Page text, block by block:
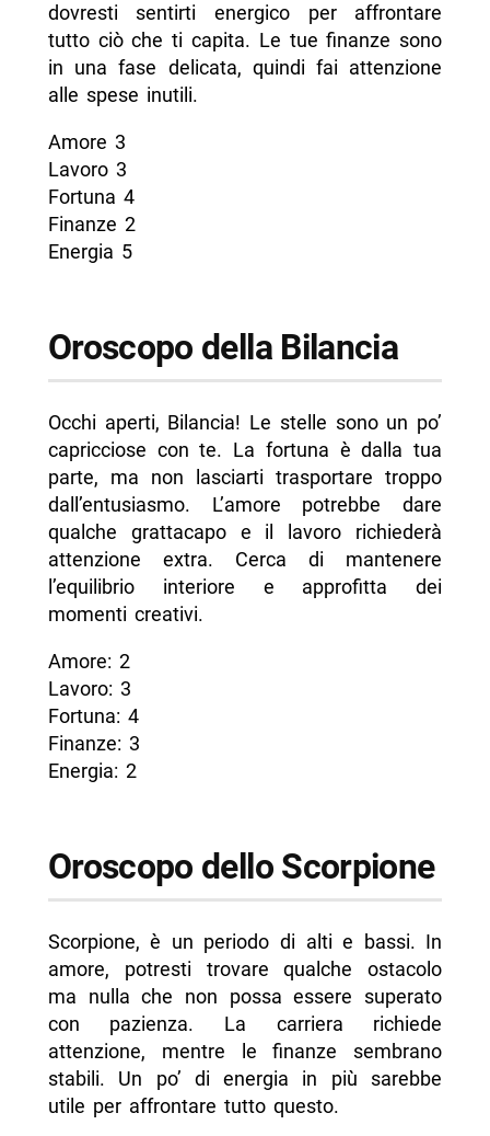
dovresti sentirti energico per affrontare
tutto ciò che ti capita. Le tue finanze sono
in una fase delicata, quindi fai attenzione
alle spese inutili.
Amore 3
Lavoro 3
Fortuna 4
Finanze 2
Energia 5
Oroscopo della Bilancia
Occhi aperti, Bilancia! Le stelle sono un po’
capricciose con te. La fortuna è dalla tua
parte, ma non lasciarti trasportare troppo
dall’entusiasmo. L’amore potrebbe dare
qualche grattacapo e il lavoro richiederà
attenzione extra. Cerca di mantenere
l’equilibrio interiore e approfitta dei
momenti creativi.
Amore: 2
Lavoro: 3
Fortuna: 4
Finanze: 3
Energia: 2
Oroscopo dello Scorpione
Scorpione, è un periodo di alti e bassi. In
amore, potresti trovare qualche ostacolo
ma nulla che non possa essere superato
con pazienza. La carriera richiede
attenzione, mentre le finanze sembrano
stabili. Un po’ di energia in più sarebbe
utile per affrontare tutto questo.